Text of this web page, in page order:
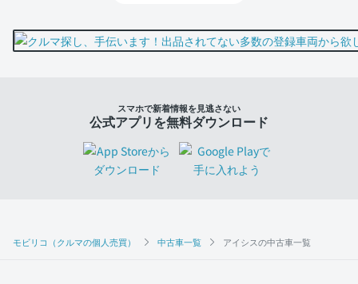
モビリコ（クルマの個人売買） 中古車一覧 アイシスの中古車一覧
スマホで新着情報を見逃さない
公式アプリを無料ダウンロード